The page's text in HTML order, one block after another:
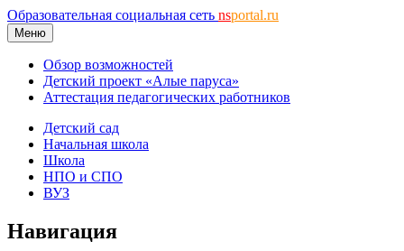
Образовательная социальная сеть nsportal.ru
Меню
Обзор возможностей
Детский проект «Алые паруса»
Аттестация педагогических работников
Детский сад
Начальная школа
Школа
НПО и СПО
ВУЗ
Навигация